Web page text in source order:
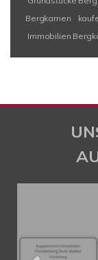
Bergkamen
Immobilien